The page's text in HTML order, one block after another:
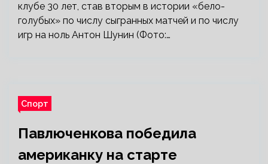
клубе 30 лет, став вторым в истории «бело-
голубых» по числу сыгранных матчей и по числу
игр на ноль Антон Шунин (Фото:…
Спорт
Павлюченкова победила
американку на старте